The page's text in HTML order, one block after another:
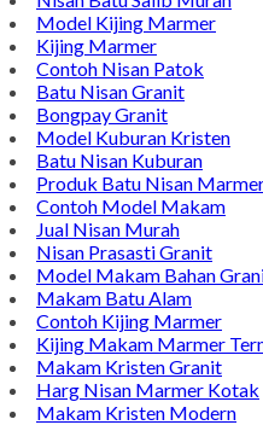
Model Kijing Marmer
Kijing Marmer
Contoh Nisan Patok
Batu Nisan Granit
Bongpay Granit
Model Kuburan Kristen
Batu Nisan Kuburan
Produk Batu Nisan
Contoh Model Makam
Jual Nisan Murah
Nisan Prasasti Granit
Model Makam Bahan
Makam Batu Alam
Contoh Kijing Marmer
Kijing Makam Marmer
Makam Kristen Granit
Harg Nisan Marmer Kotak
Makam Kristen Modern